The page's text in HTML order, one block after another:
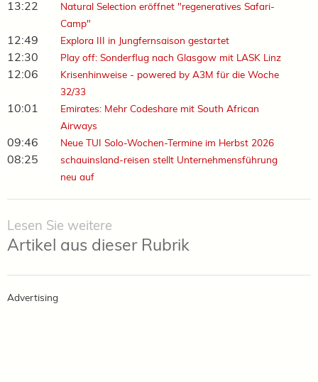
13:22
Natural Selection eröffnet "regeneratives Safari-
Camp"
12:49 Explora III in Jungfernsaison gestartet
12:30 Play off: Sonderflug nach Glasgow mit LASK Linz
12:06
Krisenhinweise - powered by A3M für die Woche
32/33
10:01
Emirates: Mehr Codeshare mit South African
Airways
09:46 Neue TUI Solo-Wochen-Termine im Herbst 2026
08:25
schauinsland-reisen stellt Unternehmensführung
neu auf
Lesen Sie weitere
Artikel aus dieser Rubrik
Advertising